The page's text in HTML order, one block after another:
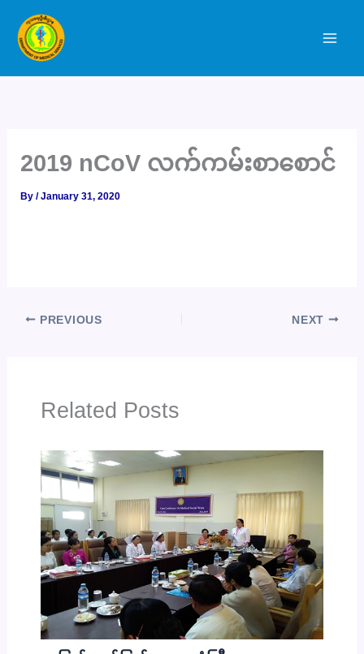
content
2019 nCoV လက်ကမ်းစာစောင်
By/January 31, 2020
PREVIOUS NEXT
Related Posts